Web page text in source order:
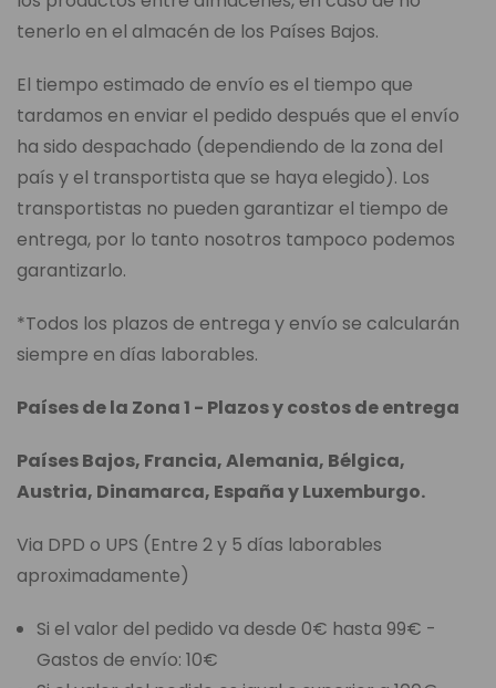
tenerlo en el almacén de los Países Bajos.
El tiempo estimado de envío es el tiempo que
tardamos en enviar el pedido después que el envío
ha sido despachado (dependiendo de la zona del
país y el transportista que se haya elegido). Los
transportistas no pueden garantizar el tiempo de
entrega, por lo tanto nosotros tampoco podemos
garantizarlo.
*Todos los plazos de entrega y envío se calcularán
siempre en días laborables.
Países de la Zona 1 - Plazos y costos de entrega
Países Bajos, Francia, Alemania, Bélgica,
Austria, Dinamarca, España y Luxemburgo.
Via DPD o UPS (Entre 2 y 5 días laborables
aproximadamente)
Si el valor del pedido va desde 0€ hasta 99€ -
Gastos de envío: 10€